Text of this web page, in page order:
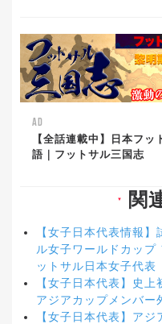
AD
【全話連載中】日本フ
語｜フットサル三国志
▼ 関
【女子日本代表情報
ル女子ワールドカッ
ットサル日本女子代表
【女子日本代表】史
アジアカップメンバー
【女子日本代表】ア